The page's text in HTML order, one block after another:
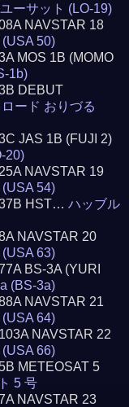
ーサット (LO-19)
NAVSTAR 18
50)
MOS 1B (MOMO
1b)
DEBUT
ード おりづる
JAS 1B (FUJI 2)
20)
NAVSTAR 19
54)
HST…ハッブル
NAVSTAR 20
63)
BS-3A (YURI
(BS-3a)
NAVSTAR 21
64)
NAVSTAR 22
66)
METEOSAT 5
5 号
NAVSTAR 23